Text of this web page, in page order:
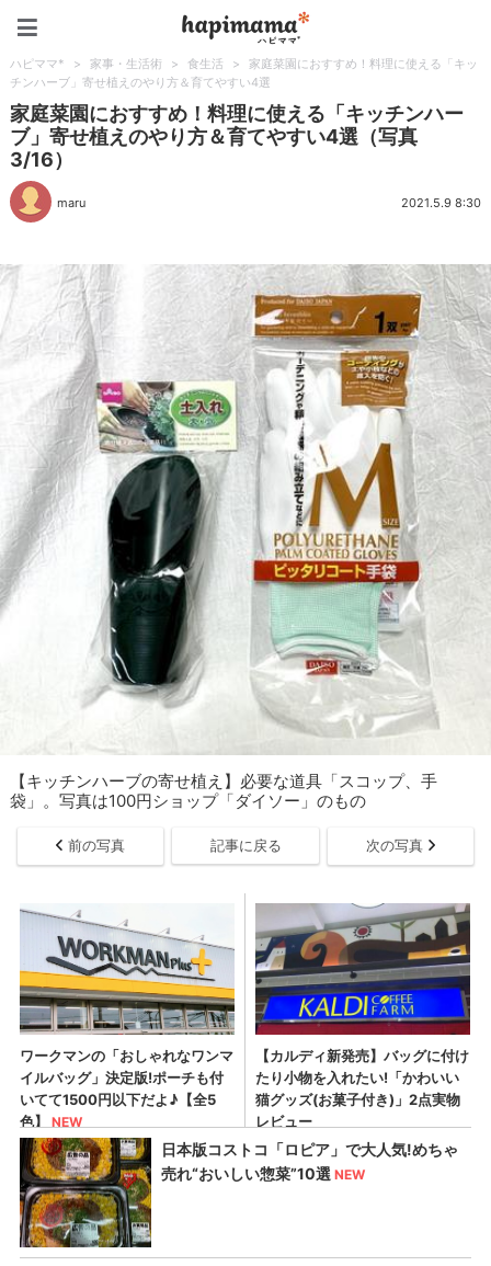
ハピママ* > 家事・生活術 > 食生活 >
家庭菜園におすすめ！料理に使える「キッ
チンハーブ」寄せ植えのやり方＆育てやすい4選
家庭菜園におすすめ！料理に使える「キッチンハー
ブ」寄せ植えのやり方＆育てやすい4選（写真
3/16）
maru 2021.5.9 8:30
【キッチンハーブの寄せ植え】必要な道具「スコップ、手
袋」。写真は100円ショップ「ダイソー」のもの
前の写真 記事に戻る 次の写真